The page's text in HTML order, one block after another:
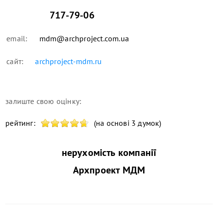
717-79-06
email: mdm@archproject.com.ua
сайт: archproject-mdm.ru
залиште свою оцінку:
рейтинг: (на основі 3 думок)
нерухомість компанії
Архпроект МДМ